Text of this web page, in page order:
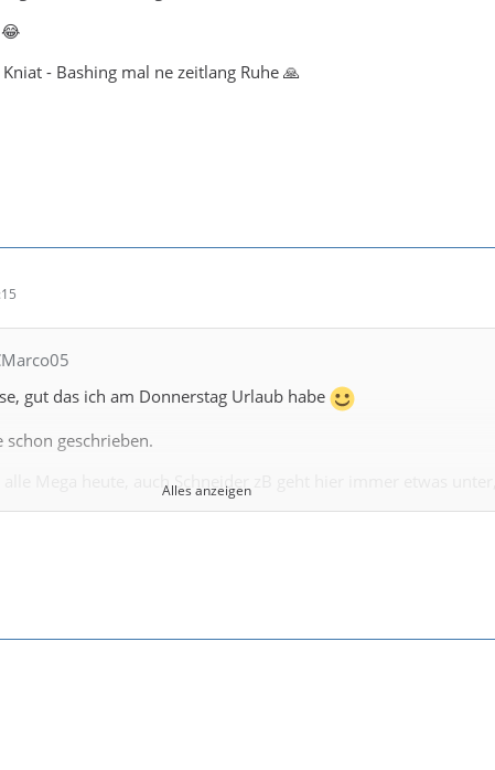
😂
- Bashing mal ne zeitlang Ruhe 🙏
gut das ich am Donnerstag Urlaub habe
geschrieben.
alle Mega heute, auch Schneider zB geht hier immer etwas
gut gefightet. Wie gesagt könnte jetzt alle einzeln durchgehen
war es Super gecoacht und sehr gut auf den Gegner
Alles anzeigen